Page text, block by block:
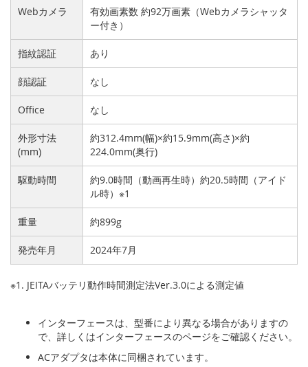
Webカメラ
有効画素数 約92万画素（Webカメラシャッタ
ー付き）
指紋認証 あり
顔認証 なし
Office なし
外形寸法
(mm)
約312.4mm(幅)×約15.9mm(高さ)×約
224.0mm(奥行)
駆動時間
約9.0時間（動画再生時）約20.5時間（アイド
ル時）※1
重量 約899g
発売年月 2024年7月
※1. JEITAバッテリ動作時間測定法Ver.3.0による測定値
インターフェースは、型番により異なる場合がありますの
で、詳しくはインターフェースのページをご確認ください。
ACアダプタは本体に同梱されています。